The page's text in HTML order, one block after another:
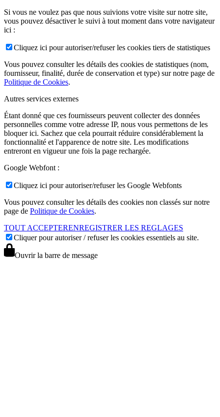
Si vous ne voulez pas que nous suivions votre visite sur notre site,
vous pouvez désactiver le suivi à tout moment dans votre navigateur
ici :
Cliquez ici pour autoriser/refuser les cookies tiers de statistiques
Vous pouvez consulter les détails des cookies de statistiques (nom,
fournisseur, finalité, durée de conservation et type) sur notre page de
Politique de Cookies.
Autres services externes
Étant donné que ces fournisseurs peuvent collecter des données
personnelles comme votre adresse IP, nous vous permettons de les
bloquer ici. Sachez que cela pourrait réduire considérablement la
fonctionnalité et l'apparence de notre site. Les modifications
entreront en vigueur une fois la page rechargée.
Google Webfont :
Cliquez ici pour autoriser/refuser les Google Webfonts
Vous pouvez consulter les détails des cookies non classés sur notre
page de Politique de Cookies.
TOUT ACCEPTERENREGISTRER LES REGLAGES
Cliquer pour autoriser / refuser les cookies essentiels au site.
Ouvrir la barre de message